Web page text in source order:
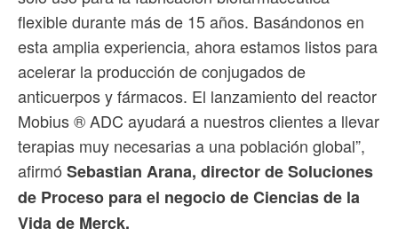
flexible durante más de 15 años. Basándonos en
esta amplia experiencia, ahora estamos listos para
acelerar la producción de conjugados de
anticuerpos y fármacos. El lanzamiento del reactor
Mobius ® ADC ayudará a nuestros clientes a llevar
terapias muy necesarias a una población global”,
afirmó Sebastian Arana, director de Soluciones
de Proceso para el negocio de Ciencias de la
Vida de Merck.